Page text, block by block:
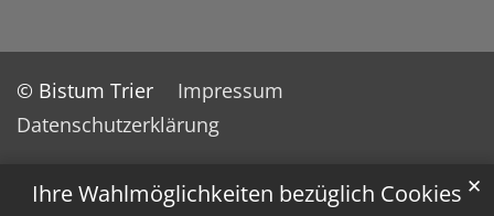
Ihre Wahlmöglichkeiten bezüglich Cookies ✕
© Bistum Trier
Impressum
Datenschutzerklärung